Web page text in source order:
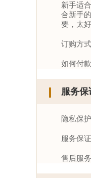
新手适
合新手
要，太
订购方式
如何付款
服务保
隐私保护
服务保证
售后服务